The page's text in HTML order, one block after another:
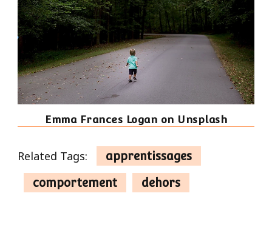
Emma Frances Logan on Unsplash
Related Tags:
apprentissages
comportement
dehors